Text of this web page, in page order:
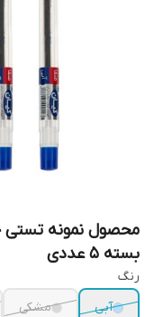
بسته 5 عددی
رنگ
آبی
مشکی